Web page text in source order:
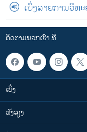
ເບິ່ງລາຍການວິທ
ຕິດຕາມພວກເຮົາ ທີ່
ເບິ່ງ
ຟັງສຽງ